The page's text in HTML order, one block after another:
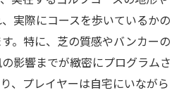
実際にコースを歩いているかの
。特に、芝の質感やバンカーの
影響までが緻密にプログラムさ
、プレイヤーは自宅にいながら